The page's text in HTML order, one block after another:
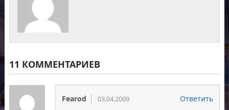
11 КОММЕНТАРИЕВ
Fearod 03.04.2009 Ответить